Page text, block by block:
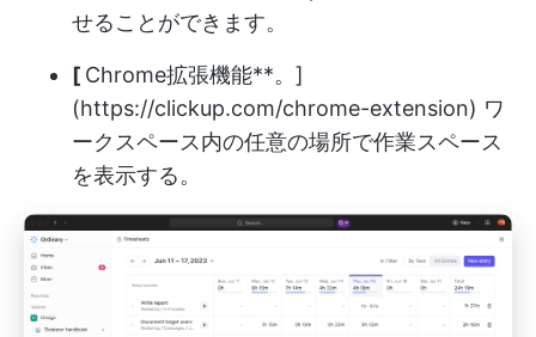
せることができます。
[ Chrome拡張機能**。]
(https://clickup.com/chrome-extension) ワ
ークスペース内の任意の場所で作業スペース
を表示する。